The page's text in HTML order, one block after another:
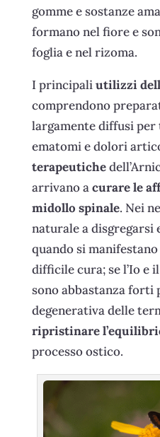
gomme e sostanze
formano nel fiore e
foglia e nel rizoma.
I principaliutilizzi
comprendono
largamente diffusi
ematomi e dolori
terapeutiche
arrivano acurare le
midollo spinale. Nei
naturale a disgregarsi
quando si
difficile cura; se l’Io e
sono abbastanza forti
degenerativa delle
ripristinare
processo ostico.